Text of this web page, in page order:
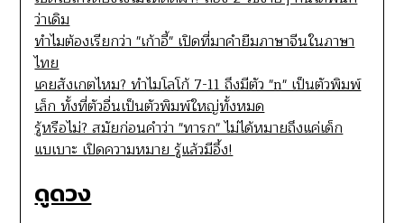
ว่าเดิม
ทำไมต้องเรียกว่า "เก้าอี้" เปิดที่มาคำยืมภาษาจีนในภาษา
ไทย
เคยสังเกตไหม? ทำไมโลโก้ 7-11 ถึงมีตัว "n" เป็นตัวพิมพ์
เล็ก ทั้งที่ตัวอื่นเป็นตัวพิมพ์ใหญ่ทั้งหมด
รู้หรือไม่? สมัยก่อนคำว่า "ทารก" ไม่ได้หมายถึงแค่เด็ก
แบเบาะ เปิดความหมาย รู้แล้วมีอึ้ง!
ดูดวง